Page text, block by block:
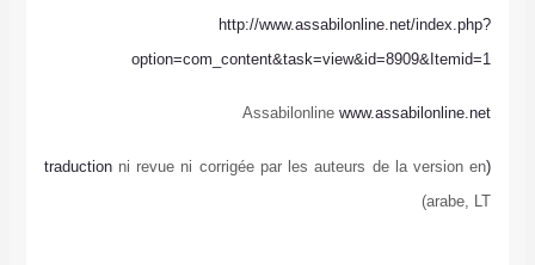
http://www.assabilonline.net/index.php?
option=com_content&task=view&id=8909&Itemid=1
Assabilonline www.assabilonline.net
(traduction
ni revue ni corrigée par les auteurs de la version en
arabe, LT)